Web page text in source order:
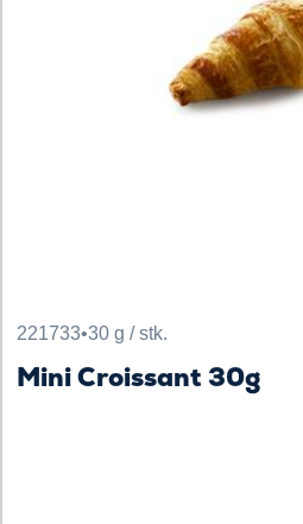
221733•30 g / stk.
Mini Croissant 30g